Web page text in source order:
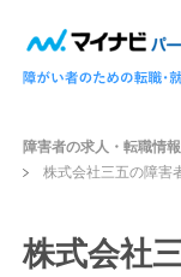
障害者の求人・転職情報
株式会社三五の障害
株式会社